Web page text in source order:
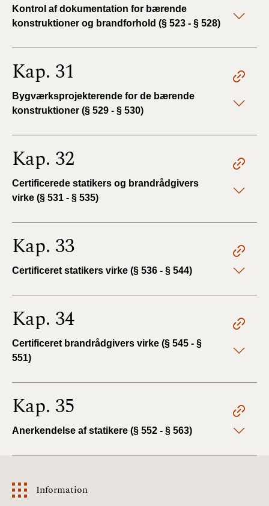
Kontrol af dokumentation for bærende
konstruktioner og brandforhold (§ 523 - § 528)
Kap. 31
Bygværksprojekterende for de bærende
konstruktioner (§ 529 - § 530)
Kap. 32
Certificerede statikers og brandrådgivers
virke (§ 531 - § 535)
Kap. 33
Certificeret statikers virke (§ 536 - § 544)
Kap. 34
Certificeret brandrådgivers virke (§ 545 - §
551)
Kap. 35
Anerkendelse af statikere (§ 552 - § 563)
Information